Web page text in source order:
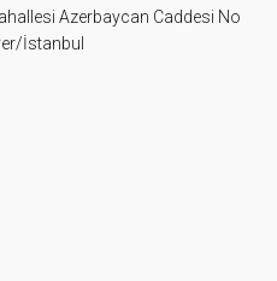
Azerbaycan Caddesi No
İstanbul